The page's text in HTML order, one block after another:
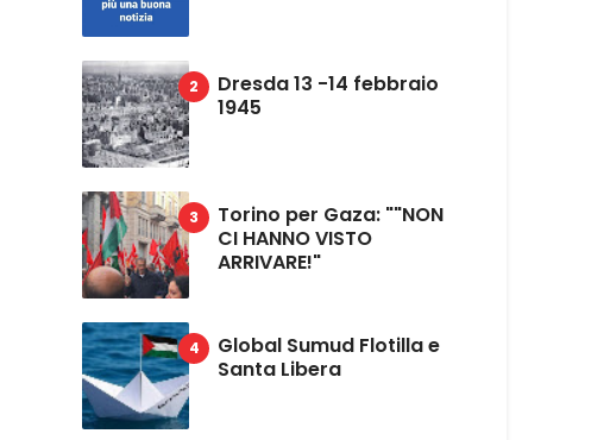
Dresda 13 -14 febbraio
1945
Torino per Gaza: ""NON
CI HANNO VISTO
ARRIVARE!"
Global Sumud Flotilla e
Santa Libera